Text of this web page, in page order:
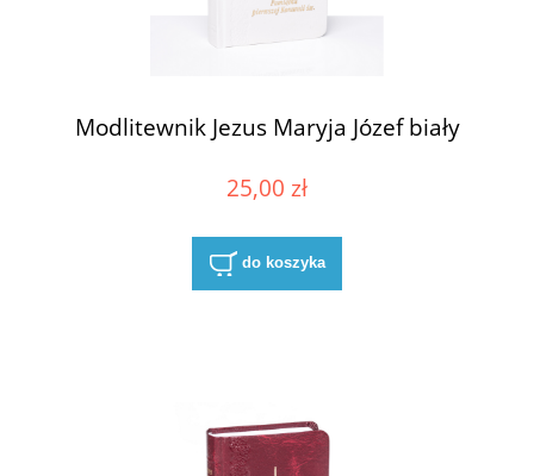
Modlitewnik Jezus Maryja Józef biały
25,00 zł
do koszyka